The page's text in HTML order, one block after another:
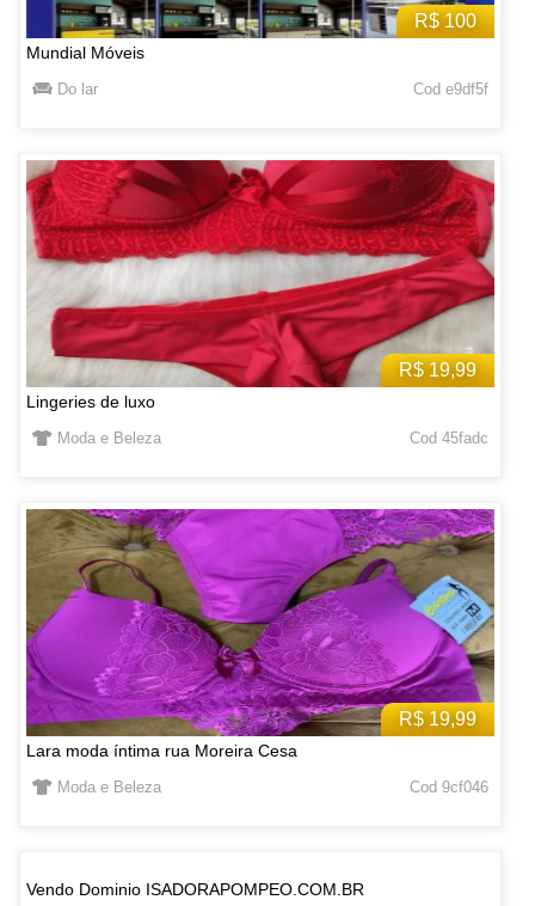
R$ 100
Mundial Móveis
Do lar Cod e9df5f
R$ 19,99
Lingeries de luxo
Moda e Beleza Cod 45fadc
R$ 19,99
Lara moda íntima rua Moreira Cesa
Moda e Beleza Cod 9cf046
Vendo Dominio ISADORAPOMPEO.COM.BR